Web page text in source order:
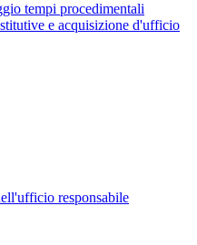
tempi procedimentali
e acquisizione d'ufficio
responsabile